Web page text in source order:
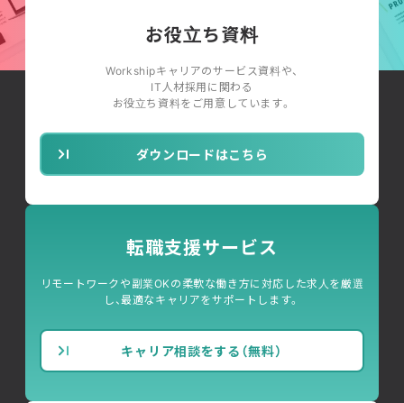
お役立ち資料
Workshipキャリアのサービス資料や、
IT人材採用に関わる
お役立ち資料をご用意しています。
ダウンロードはこちら
転職支援サービス
リモートワークや副業OKの柔軟な働き方に対応した求人を厳選
し、最適なキャリアをサポートします。
キャリア相談をする（無料）